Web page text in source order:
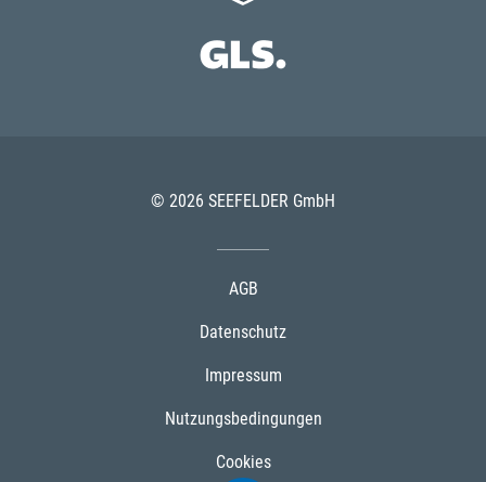
© 2026 SEEFELDER GmbH
AGB
Datenschutz
Impressum
Nutzungsbedingungen
Cookies